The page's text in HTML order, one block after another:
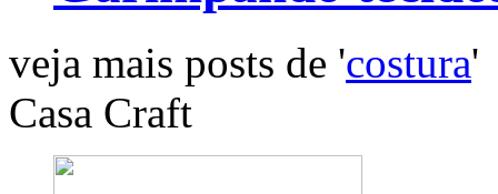
veja mais posts de 'costura'
Casa Craft